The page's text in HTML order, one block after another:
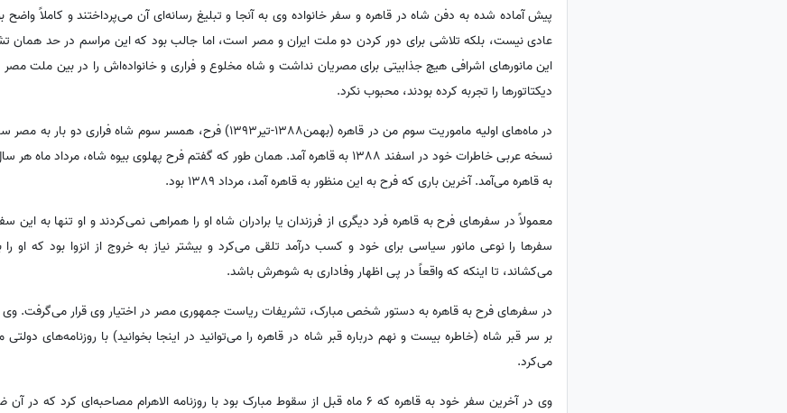
پیش آماده شده به دفن شاه در قاهره و سفر خانواده وی به آنجا و تبلیغ رسانه‌ای آن می‌پرداختند و کاملاً
عادی نیست، بلکه تلاشی برای دور کردن دو ملت ایران و مصر است، اما جالب بود که این مراسم در حد همان
این مانورهای اشرافی هیچ جذابیتی برای مصریان نداشت و شاه مخلوع و فراری و خانواده‌اش را در بین ملت
دیکتاتورها را تجربه کرده بودند، محبوب نکرد.
در ماه‌های اولیه ماموریت سوم من در قاهره (بهمن1388-تیر1393) فرح، همسر سوم
نسخه عربی خاطرات خود در اسفند 1388 به قاهره آمد. همان طور که گفتم فرح پهلوی بیوه شاه،
به قاهره می‌آمد. آخرین باری که فرح به این منظور به قاهره آمد، مرداد 1389 بود.
معمولاً در سفرهای فرح به قاهره فرد دیگری از فرزندان یا برادران شاه او را همراهی نمی‌کردند و او تنها به این
سفرها را نوعی مانور سیاسی برای خود و کسب درآمد تلقی می‌کرد و بیشتر نیاز به خروج از انزوا بود که او را
می‌کشاند، تا اینکه که واقعاً در پی اظهار وفاداری به شوهرش باشد.
در سفرهای فرح به قاهره به دستور شخص مبارک، تشریفات ریاست جمهوری مصر در اختیار وی قرار می‌گرفت. وی
بر سر قبر شاه (خاطره بیست و نهم درباره قبر شاه در قاهره را می‌توانید در اینجا بخوانید) با روزنامه‌های دولتی
می‌کرد.
وی در آخرین سفر خود به قاهره که 6 ماه قبل از سقوط مبارک بود با روزنامه الاهرام مصاحبه‌ای